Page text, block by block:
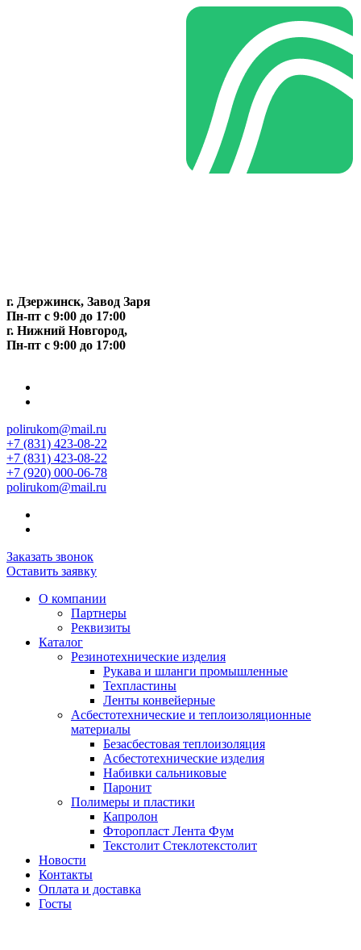
г. Дзержинск, Завод Заря
Пн-пт c 9:00 до 17:00
г. Нижний Новгород,
Пн-пт c 9:00 до 17:00
polirukom@mail.ru
+7 (831) 423-08-22
+7 (831) 423-08-22
+7 (920) 000-06-78
polirukom@mail.ru
Заказать звонок
Оставить заявку
О компании
Партнеры
Реквизиты
Каталог
Резинотехнические изделия
Рукава и шланги промышленные
Техпластины
Ленты конвейерные
Асбестотехнические и теплоизоляционные
материалы
Безасбестовая теплоизоляция
Асбестотехнические изделия
Набивки сальниковые
Паронит
Полимеры и пластики
Капролон
Фторопласт Лента Фум
Текстолит Стеклотекстолит
Новости
Контакты
Оплата и доставка
Госты